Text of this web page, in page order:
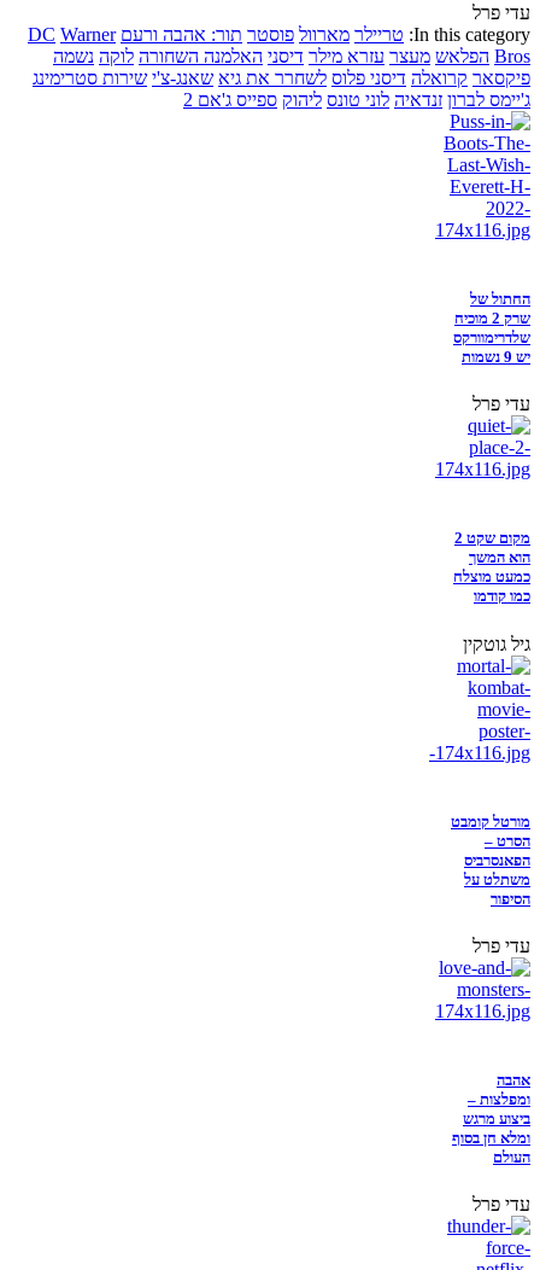
עדי פרל
In this category: טריילר מארוול פוסטר תור: אהבה ורעם DC Warner
Bros הפלאש מעצר עזרא מילר דיסני האלמנה השחורה לוקה נשמה
פיקסאר קרואלה דיסני פלוס לשחרר את גיא שאנג-צ'י שירות סטרימינג
ג'יימס לברון זנדאיה לוני טונס ליהוק ספייס ג'אם 2
החתול של
שרק 2 מוכיח
שלדרימוורקס
יש 9 נשמות
עדי פרל
מקום שקט 2
הוא המשך
כמעט מוצלח
כמו קודמו
גיל גוטקין
מורטל קומבט
הסרט –
הפאנסרביס
משתלט על
הסיפור
עדי פרל
אהבה
ומפלצות –
ביצוע מרגש
ומלא חן בסוף
העולם
עדי פרל